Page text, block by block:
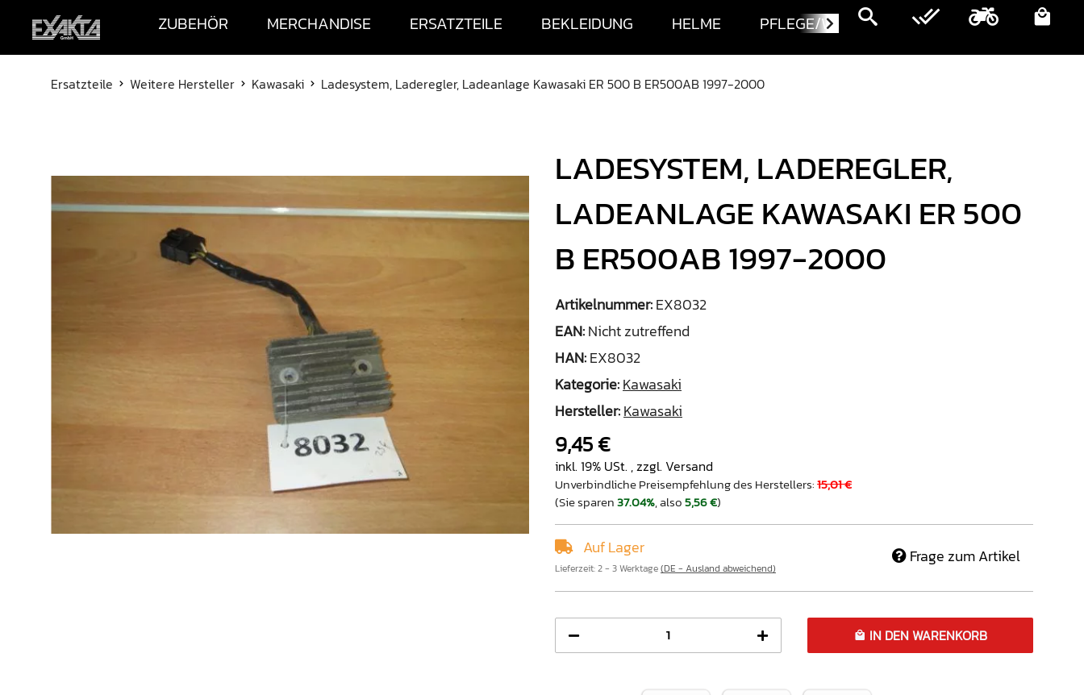
ZUBEHÖR MERCHANDISE ERSATZTEILE BEKLEIDUNG HELME PFLEGE/WARTUNG MOTORRÄDER
Ersatzteile Weitere Hersteller Kawasaki Ladesystem, Laderegler, Ladeanlage Kawasaki ER 500 B ER500AB 1997-2000
LADESYSTEM, LADEREGLER,
LADEANLAGE KAWASAKI ER 500
B ER500AB 1997-2000
Artikelnummer:EX8032
EAN:Nicht zutreffend
HAN:EX8032
Kategorie:Kawasaki
Hersteller:Kawasaki
9,45 €
inkl. 19% USt. , zzgl. Versand
Unverbindliche Preisempfehlung des Herstellers:15,01 €
(Sie sparen37.04%, also5,56 €)
Auf Lager
Lieferzeit:2 - 3 Werktage(DE - Ausland abweichend)
Frage zum Artikel
IN DEN WARENKORB